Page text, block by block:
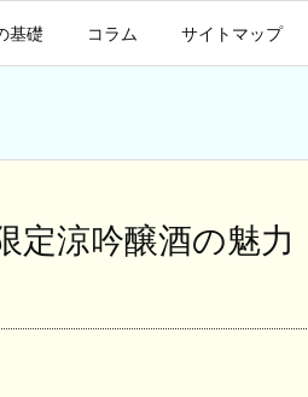
基礎 コラム サイトマップ
定涼吟醸酒の魅力